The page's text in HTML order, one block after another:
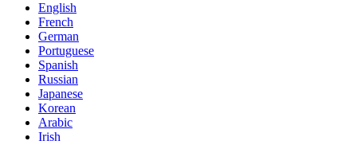
English
French
German
Portuguese
Spanish
Russian
Japanese
Korean
Arabic
Irish